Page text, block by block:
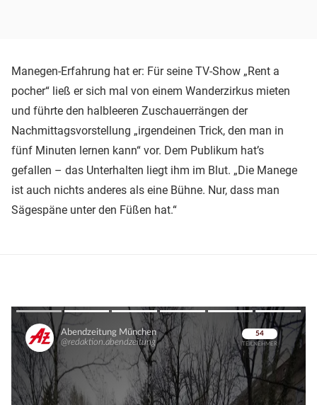
Manegen-Erfahrung hat er: Für seine TV-Show „Rent a
pocher“ ließ er sich mal von einem Wanderzirkus mieten
und führte den halbleeren Zuschauerrängen der
Nachmittagsvorstellung „irgendeinen Trick, den man in
fünf Minuten lernen kann“ vor. Dem Publikum hat’s
gefallen – das Unterhalten liegt ihm im Blut. „Die Manege
ist auch nichts anderes als eine Bühne. Nur, dass man
Sägespäne unter den Füßen hat.“
Überspringen